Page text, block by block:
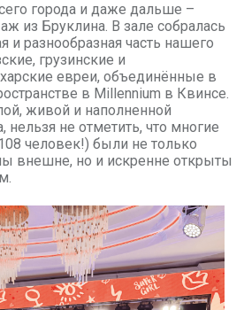
города и даже дальше –
из Бруклина. В зале собралась
и разнообразная часть нашего
грузинские и
евреи, объединённые в
в Millennium в Квинсе.
живой и наполненной
не отметить, что многие
человек!) были не только
внешне, но и искренне открыты